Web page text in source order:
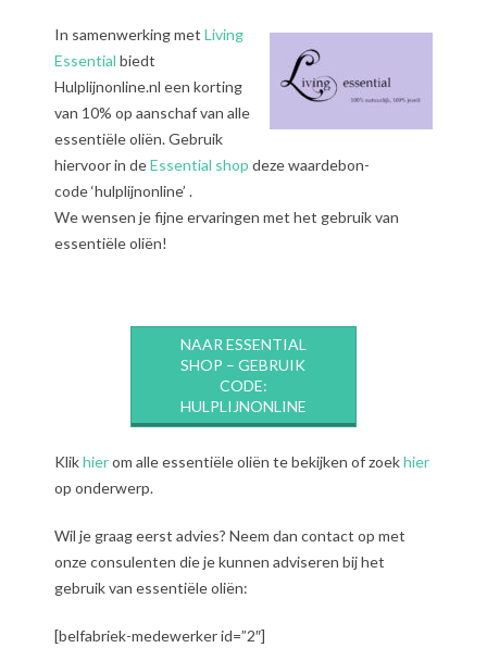
In samenwerking met Living
Essential biedt
Hulplijnonline.nl een korting
van 10% op aanschaf van alle
essentiële oliën. Gebruik
hiervoor in deEssential shop deze waardebon-
code ‘hulplijnonline’ .
We wensen je fijne ervaringen met het gebruik van
essentiële oliën!
NAAR ESSENTIAL
SHOP – GEBRUIK
CODE:
HULPLIJNONLINE
Klikhierom alle essentiële oliën te bekijken of zoekhier
op onderwerp.
Wil je graag eerst advies? Neem dan contact op met
onze consulenten die je kunnen adviseren bij het
gebruik van essentiële oliën:
[belfabriek-medewerker id=”2″]